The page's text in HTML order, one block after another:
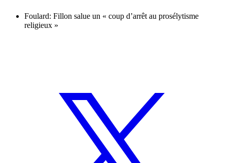
Foulard: Fillon salue un « coup d’arrêt au prosélytisme
religieux »